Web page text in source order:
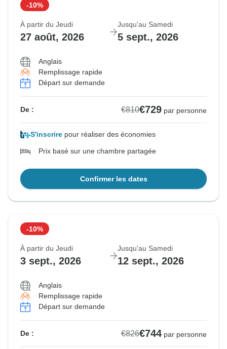
-10%
À partir du Jeudi
27 août, 2026
Jusqu'au Samedi
5 sept., 2026
Anglais
Remplissage rapide
Départ sur demande
De : €810€729 par personne
S'inscrire pour réaliser des économies
Prix basé sur une chambre partagée
Confirmer les dates
-10%
À partir du Jeudi
3 sept., 2026
Jusqu'au Samedi
12 sept., 2026
Anglais
Remplissage rapide
Départ sur demande
De : €826€744 par personne